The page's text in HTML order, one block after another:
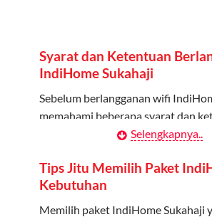
Berlaku Nasional
untuk jaringan 2G, 3G, dan 4G.
Tidak Berlaku untuk Roaming
Kuota ini hanya bisa digunakan di
Syarat dan Ketentuan
IndiHome Sukahaji
Sebelum berlangganan wifi
memahami beberapa syarat dan
Kontrak Berlangganan
Pelanggan harus menandatangani
Berlangganan yang mencakup
Selengkapnya..
Tips Jitu Memilih Paket
Kebutuhan
Memilih paket IndiHome Sukahaji